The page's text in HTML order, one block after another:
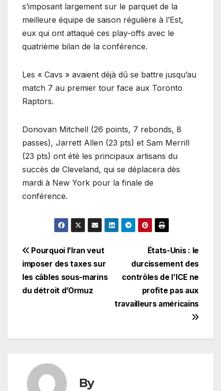
s’imposant largement sur le parquet de la
meilleure équipe de saison régulière à l’Est,
eux qui ont attaqué ces play-offs avec le
quatrième bilan de la conférence.
Les « Cavs » avaient déjà dû se battre jusqu’au
match 7 au premier tour face aux Toronto
Raptors.
Donovan Mitchell (26 points, 7 rebonds, 8
passes), Jarrett Allen (23 pts) et Sam Merrill
(23 pts) ont été les principaux artisans du
succès de Cleveland, qui se déplacera dès
mardi à New York pour la finale de
conférence.
Navigation
de
l’article
États-Unis : le
durcissement des
contrôles de l’ICE ne
profite pas aux
travailleurs américains
Pourquoi l’Iran veut
imposer des taxes sur
les câbles sous-marins
du détroit d’Ormuz
By